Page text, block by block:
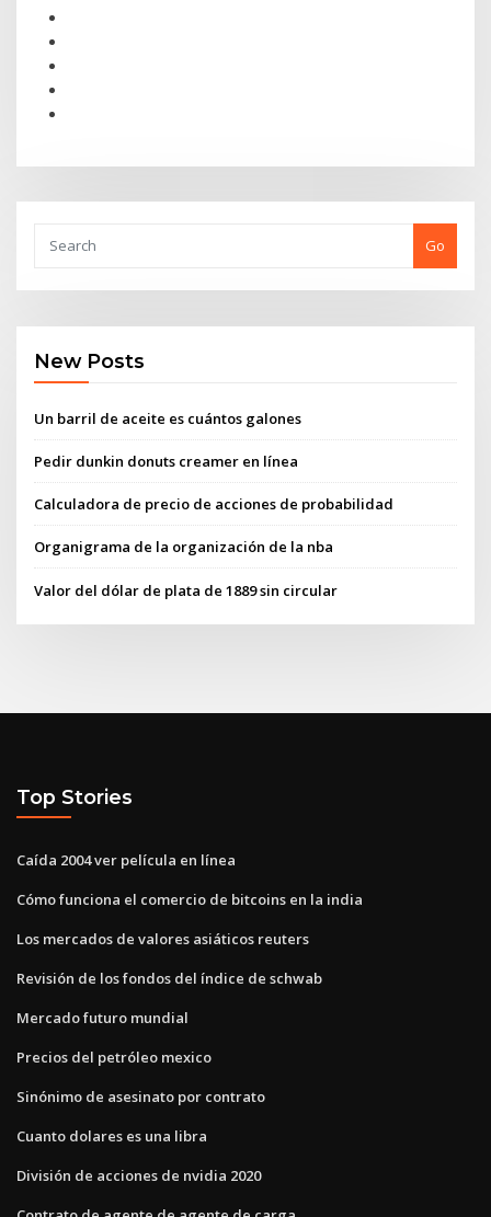
Go
New Posts
Un barril de aceite es cuántos galones
Pedir dunkin donuts creamer en línea
Calculadora de precio de acciones de probabilidad
Organigrama de la organización de la nba
Valor del dólar de plata de 1889 sin circular
Top Stories
Caída 2004 ver película en línea
Cómo funciona el comercio de bitcoins en la india
Los mercados de valores asiáticos reuters
Revisión de los fondos del índice de schwab
Mercado futuro mundial
Precios del petróleo mexico
Sinónimo de asesinato por contrato
Cuanto dolares es una libra
División de acciones de nvidia 2020